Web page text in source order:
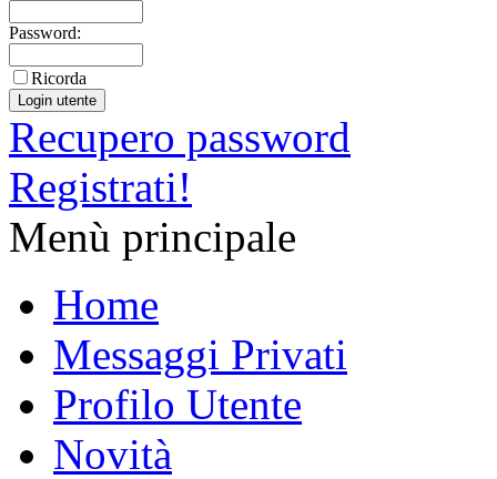
Password:
Ricorda
Recupero password
Registrati!
Menù principale
Home
Messaggi Privati
Profilo Utente
Novità